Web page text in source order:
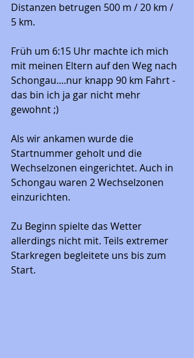
Distanzen betrugen 500 m / 20 km /
5 km.
Früh um 6:15 Uhr machte ich mich
mit meinen Eltern auf den Weg nach
Schongau....nur knapp 90 km Fahrt -
das bin ich ja gar nicht mehr
gewohnt ;)
Als wir ankamen wurde die
Startnummer geholt und die
Wechselzonen eingerichtet. Auch in
Schongau waren 2 Wechselzonen
einzurichten.
Zu Beginn spielte das Wetter
allerdings nicht mit. Teils extremer
Starkregen begleitete uns bis zum
Start.